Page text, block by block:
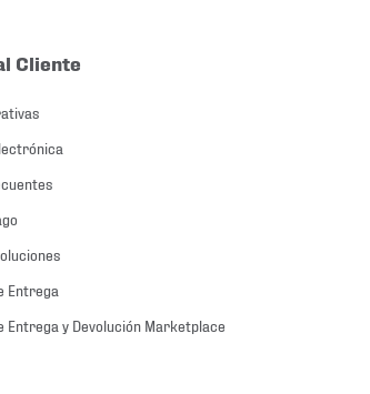
Cliente
Entrega
Entrega y Devolución Marketplace